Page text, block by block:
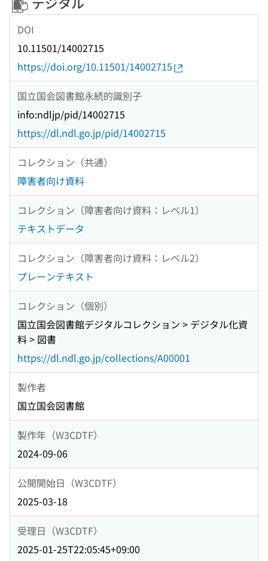
DOI
10.11501/14002715
https://doi.org/10.11501/14002715
国立国会図書館永続的識別子
info:ndljp/pid/14002715
https://dl.ndl.go.jp/pid/14002715
コレクション（共通）
障害者向け資料
コレクション（障害者向け資料：レベル1）
テキストデータ
コレクション（障害者向け資料：レベル2）
プレーンテキスト
コレクション（個別）
国立国会図書館デジタルコレクション > デジタル化資
料 > 図書
https://dl.ndl.go.jp/collections/A00001
製作者
国立国会図書館
製作年（W3CDTF）
2024-09-06
公開開始日（W3CDTF）
2025-03-18
受理日（W3CDTF）
2025-01-25T22:05:45+09:00